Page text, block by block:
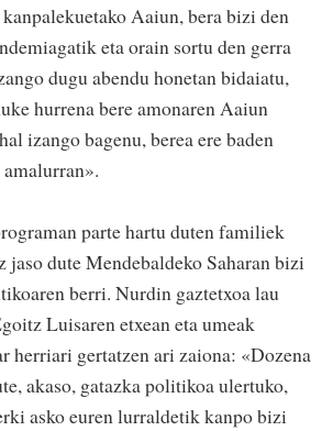
Aaiun, bera bizi den
eta orain sortu den gerra
dugu abendu honetan bidaiatu,
hurrena bere amonaren Aaiun
izango bagenu, berea ere baden
parte hartu duten familiek
jaso dute Mendebaldeko Saharan bizi
berri. Nurdin gaztetxoa lau
Luisaren etxean eta umeak
herriari gertatzen ari zaiona: «Dozena
akaso, gatazka politikoa ulertuko,
asko euren lurraldetik kanpo bizi